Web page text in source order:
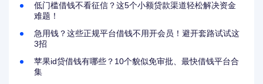
低门槛借钱不看征信？这5个小额贷款渠道轻松解决资金
难题！
急用钱？这些正规平台借钱不用开会员！避开套路试试这
3招
苹果id贷借钱有哪些？10个貌似免审批、最快借钱平台合
集